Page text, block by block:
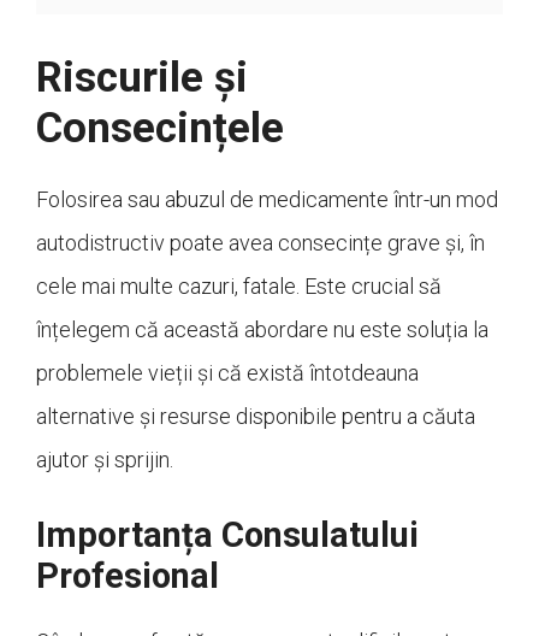
Riscurile și
Consecințele
Folosirea sau abuzul de medicamente într-un mod
autodistructiv poate avea consecințe grave și, în
cele mai multe cazuri, fatale. Este crucial să
înțelegem că această abordare nu este soluția la
problemele vieții și că există întotdeauna
alternative și resurse disponibile pentru a căuta
ajutor și sprijin.
Importanța Consulatului
Profesional